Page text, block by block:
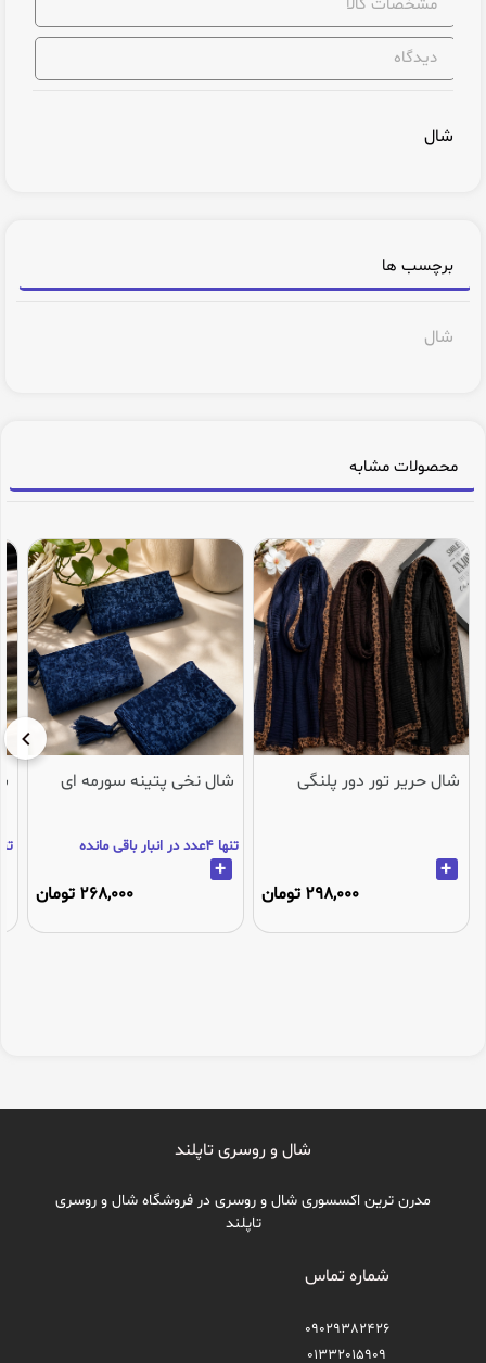
مشخصات کالا
دیدگاه
شال
برچسب ها
شال
محصولات مشابه
شال حریر تور دور پلنگی
+
298,000 تومان
شال نخی پتینه سورمه ای
تنها 4عدد در انبار باقی مانده
+
268,000 تومان
تنها 2عدد
شال و روسری تاپلند
مدرن ترین اکسسوری شال و روسری در فروشگاه شال و روسری
تاپلند
شماره تماس
09029382426
01332015909